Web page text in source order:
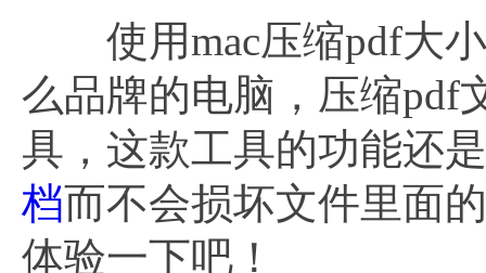
使用mac压缩pdf大小
么品牌的电脑，压缩pdf
具，这款工具的功能还
档而不会损坏文件里面
体验一下吧！